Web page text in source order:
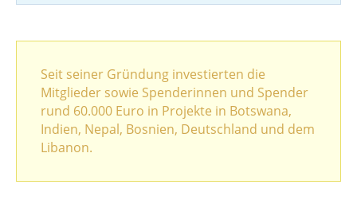
Seit seiner Gründung investierten die
Mitglieder sowie Spenderinnen und Spender
rund 60.000 Euro in Projekte in Botswana,
Indien, Nepal, Bosnien, Deutschland und dem
Libanon.